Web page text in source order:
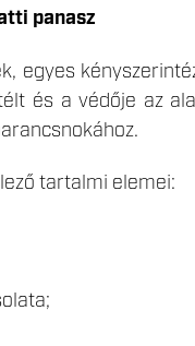
panasz
egyes
és a védője az
tartalmi elemei: